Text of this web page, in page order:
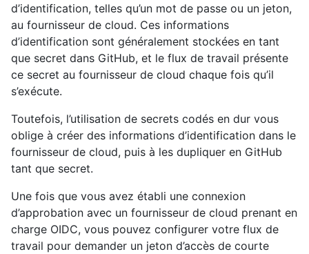
d’identification, telles qu’un mot de passe ou un jeton,
au fournisseur de cloud. Ces informations
d’identification sont généralement stockées en tant
que secret dans GitHub, et le flux de travail présente
ce secret au fournisseur de cloud chaque fois qu’il
s’exécute.
Toutefois, l’utilisation de secrets codés en dur vous
oblige à créer des informations d’identification dans le
fournisseur de cloud, puis à les dupliquer en GitHub
tant que secret.
Une fois que vous avez établi une connexion
d’approbation avec un fournisseur de cloud prenant en
charge OIDC, vous pouvez configurer votre flux de
travail pour demander un jeton d’accès de courte